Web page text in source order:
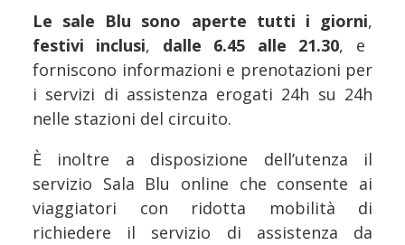
Le sale Blu sono aperte tutti i giorni,
festivi inclusi, dalle 6.45 alle 21.30, e
forniscono informazioni e prenotazioni per
i servizi di assistenza erogati 24h su 24h
nelle stazioni del circuito.
È inoltre a disposizione dell’utenza il
servizio Sala Blu online che consente ai
viaggiatori con ridotta mobilità di
richiedere il servizio di assistenza da